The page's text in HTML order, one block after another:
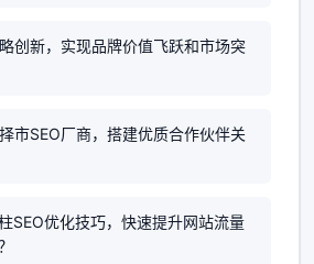
创新，实现品牌价值飞跃和市场突
市SEO厂商，搭建优质合作伙伴关
SEO优化技巧，快速提升网站流量